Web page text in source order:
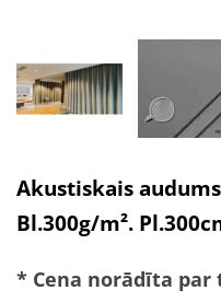
Akustiskais
Bl.300g/m².
* Cena norādīta par